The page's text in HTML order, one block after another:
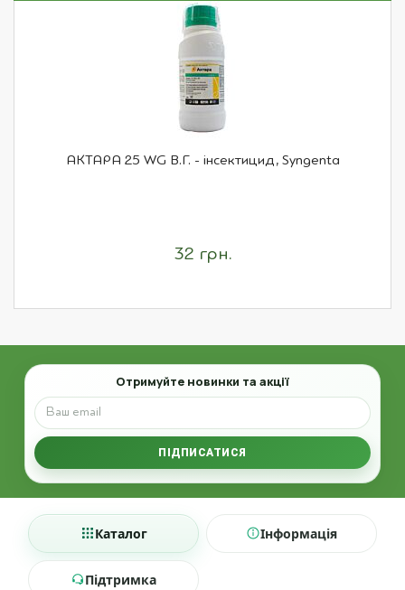
АКТАРА 25 WG В.Г. - інсектицид, Syngenta
32 грн.
Email
Отримуйте новинки та акції
ПІДПИСАТИСЯ
Каталог Інформація
Підтримка